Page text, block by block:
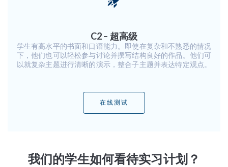
C2 – 超高级
学生有高水平的书面和口语能力。即使在复杂和不熟悉的情况
下，他们也可以轻松参与讨论并撰写结构良好的作品。他们可
以就复杂主题进行清晰的演示，整合子主题并表达特定观点。
在线测试
我们的学生如何看待实习计划？